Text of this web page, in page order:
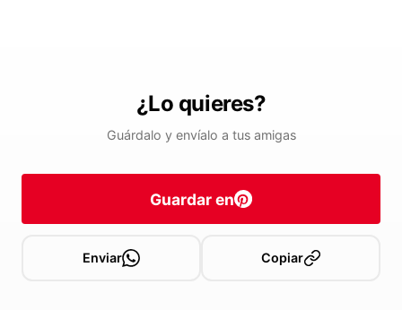
¿Lo quieres?
Guárdalo y envíalo a tus amigas
Guardar en
Enviar Copiar